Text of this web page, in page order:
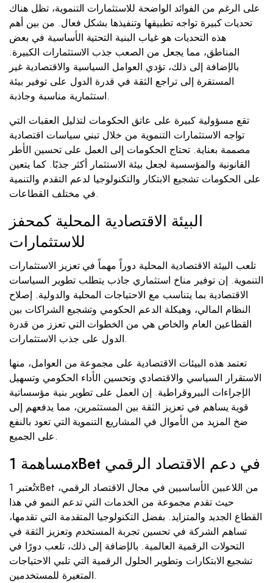
على الرغم من الفوائد الواضحة للاستثمارات التنموية، تظل هناك
تحديات كبيرة تواجه تطبيقها وتنفيذها بشكل فعال. من بين أهم
هذه التحديات هو غياب البنية التحتية الأساسية في بعض
المناطق، مما يجعل من الصعب جذب الاستثمارات الكبيرة.
بالإضافة إلى ذلك، تؤدي العوامل السياسية والاقتصادية غير
المستقرة إلى تراجع الثقة في قدرة الدول على توفير بيئة
استثمارية مناسبة وجاذبة.
تقع مسؤولية كبيرة على عاتق الحكومات لتذليل العقبات التي
تواجه الاستثمارات التنموية من خلال تبني سياسات اقتصادية
مصممة بعناية. تحتاج الحكومات إلى العمل على تحسين الأطر
القانونية والمؤسسية لجعل بيئة الاستثمار أكثر جذبًا. كما يتعين
على الحكومات تشجيع الابتكار والتكنولوجيا لدعم التقدم والتنمية
في مختلف القطاعات.
البيئة الاقتصادية المحلية كمحفز
للاستثمارات
تلعب البيئة الاقتصادية المحلية دوراً مهماً في تعزيز الاستثمارات
التنموية. إن توفير مناخ استثماري جاذب يتطلب تطوير السياسات
الاقتصادية بما يتناسب مع الاحتياجات المحلية والدولية. إصلاح
النظام المالي، وهيكلة الدعم الحكومي وتشجيع الشراكات بين
القطاعين العام والخاص هي من الخطوات التي تعزز من قدرة
الدول على جذب الاستثمارات.
تعتمد هذه البيئات الاقتصادية على مجموعة من العوامل، منها
الاستقرار السياسي والاقتصادي وتحسين الأداء الحكومي وتسهيل
الإجراءات البيروقراطية. إن العمل على تطوير بنية مؤسساتية
قوية يساهم في تعزيز الثقة بين المستثمرين، مما يدفعهم إلى
ضخ المزيد من الأموال في المشاريع التنموية التي تعود بالنفع
على الجميع.
مساهمة 1xBet في دعم الاقتصاد الرقمي
تُعتبر 1xBet من اللاعبين الأساسيين في مجال الاقتصاد الرقمي،
حيث تقدم مجموعة من الخدمات التي تدعم النمو في هذا
القطاع الجديد والمتزايد. بفضل التكنولوجيا المتقدمة التي تقدمها،
تساهم الشركة في تحسين تجربة المستخدم وتعزيز الثقة في
التحولات الرقمية العالمية. بالإضافة إلى ذلك، تلعب دورًا في
تشجيع الابتكارات وتطوير الحلول الرقمية التي تلبي الاحتياجات
المتغيرة للمستخدمين.